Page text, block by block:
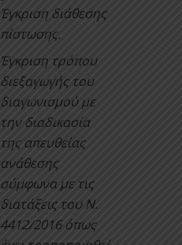
Έγκριση διάθεσης
πίστωσης.
Έγκριση τρόπου
διεξαγωγής του
διαγωνισμού με
την διαδικασία
της απευθείας
ανάθεσης
σύμφωνα με τις
διατάξεις του Ν.
4412/2016 όπως